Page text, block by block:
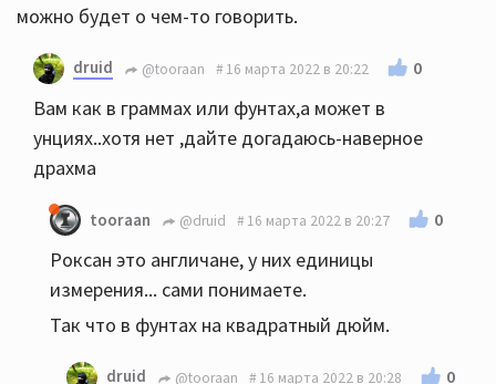
можно будет о чем-то говорить.
druid @tooraan 16 марта 2022 в 20:22 0
Вам как в граммах или фунтах,а может в
унциях..хотя нет ,дайте догадаюсь-наверное
драхма
tooraan @druid 16 марта 2022 в 20:27 0
Роксан это англичане, у них единицы
измерения... сами понимаете.
Так что в фунтах на квадратный дюйм.
druid @tooraan 16 марта 2022 в 20:28 0